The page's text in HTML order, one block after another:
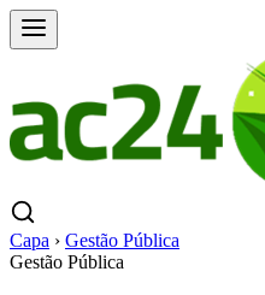
Capa › Gestão Pública
Gestão Pública